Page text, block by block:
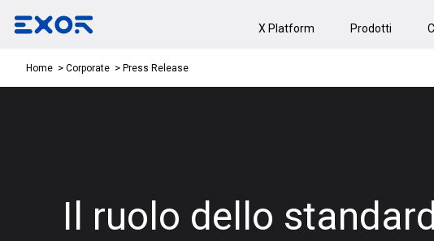
X Platform Prodotti
Home Corporate Press Release
Il ruolo dello